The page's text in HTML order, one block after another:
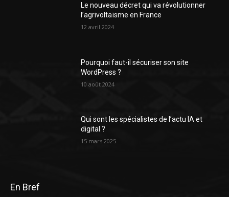
Le nouveau décret qui va révolutionner
l’agrivoltaïsme en France
12 avril 2024
Pourquoi faut-il sécuriser son site
WordPress ?
10 août 2024
Qui sont les spécialistes de l’actu IA et
digital ?
15 mars 2025
En Bref